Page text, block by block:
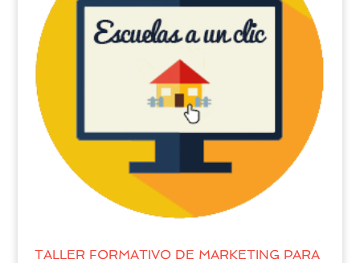
TALLER FORMATIVO DE MARKETING PARA